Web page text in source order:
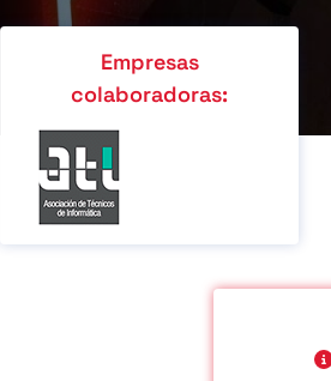
Empresas
colaboradoras: